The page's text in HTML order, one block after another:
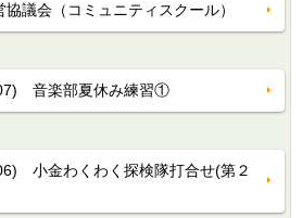
議会（コミュニティスクール）
音楽部夏休み練習①
小金わくわく探検隊打合せ(第２